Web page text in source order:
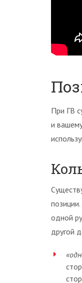
При ГВ
и
одной
другой